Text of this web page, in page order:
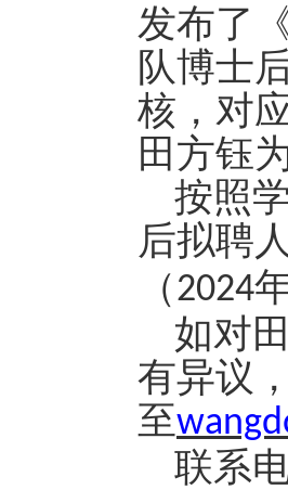
发布了
队博士
核，对
田方钰
按照
后拟聘
（2024
如对
有异议
至
联系